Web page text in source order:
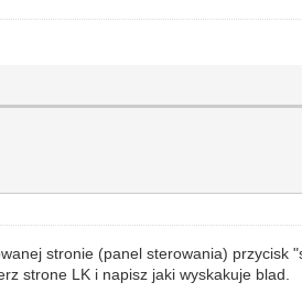
stronie (panel sterowania)
strone LK i napisz jaki wyskakuje blad.